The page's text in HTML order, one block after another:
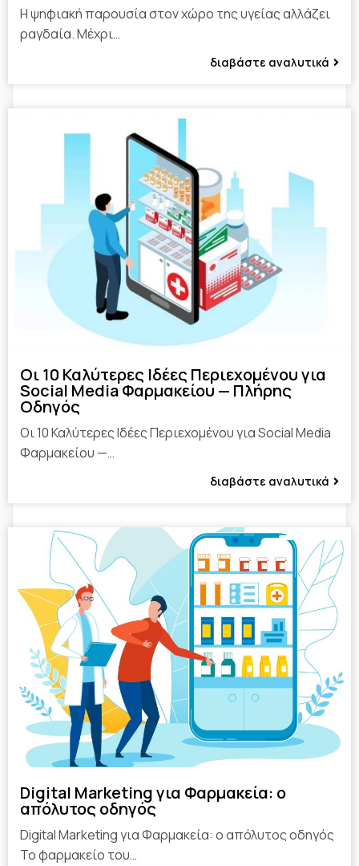
Η ψηφιακή παρουσία στον χώρο της υγείας αλλάζει
ραγδαία. Μέχρι…
διαβάστε αναλυτικά
Οι 10 Καλύτερες Ιδέες Περιεχομένου για
Social Media Φαρμακείου — Πλήρης
Οδηγός
Οι 10 Καλύτερες Ιδέες Περιεχομένου για Social Media
Φαρμακείου —…
διαβάστε αναλυτικά
Digital Marketing για Φαρμακεία: ο
απόλυτος οδηγός
Digital Marketing για Φαρμακεία: ο απόλυτος οδηγός
Το φαρμακείο του…